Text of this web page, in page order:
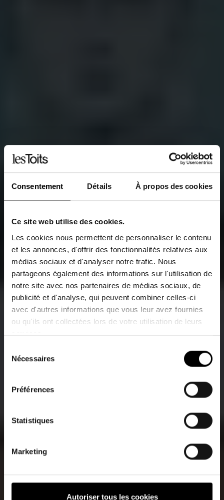
Consentement Détails À propos des cookies
Ce site web utilise des cookies.
Les cookies nous permettent de personnaliser le contenu
et les annonces, d'offrir des fonctionnalités relatives aux
médias sociaux et d'analyser notre trafic. Nous
partageons également des informations sur l'utilisation de
notre site avec nos partenaires de médias sociaux, de
publicité et d'analyse, qui peuvent combiner celles-ci
avec d'autres informations que vous leur avez fournies
ou qu'ils ont collectées lors de votre utilisation de leurs
services.
Nécessaires
Préférences
Statistiques
Marketing
Autoriser tous les cookies